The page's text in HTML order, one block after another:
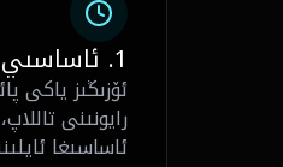
1. ئاساسىي شەھەرنى تاللاڭ
ئۆزىڭىز ياكى
رايونىنى
ئاساسىغا